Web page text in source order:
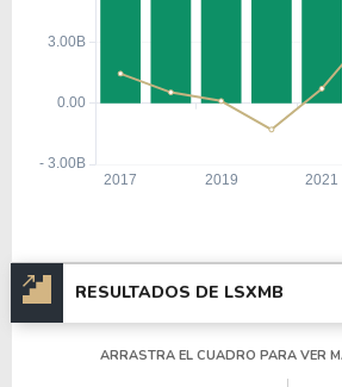
RESULTADOS DE LSXMB
ARRASTRA EL CUADRO PARA VER